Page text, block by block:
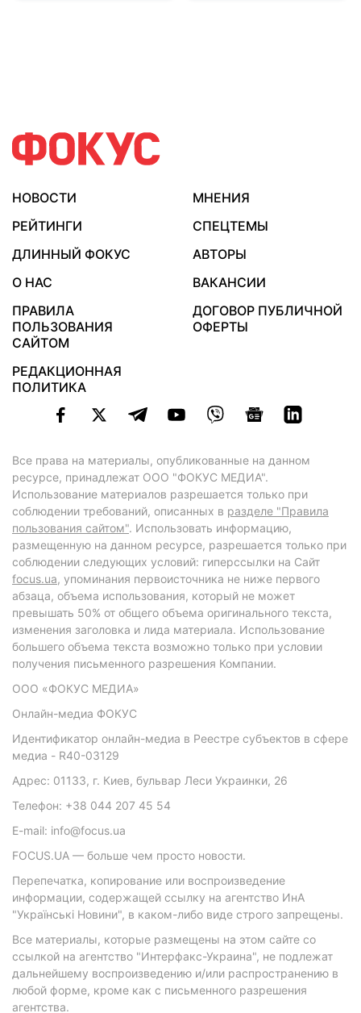
НОВОСТИ
МНЕНИЯ
РЕЙТИНГИ
СПЕЦТЕМЫ
ДЛИННЫЙ ФОКУС
АВТОРЫ
О НАС
ВАКАНСИИ
ПРАВИЛА
ПОЛЬЗОВАНИЯ
САЙТОМ
ДОГОВОР ПУБЛИЧНОЙ
ОФЕРТЫ
РЕДАКЦИОННАЯ
ПОЛИТИКА
Все права на материалы, опубликованные на данном
ресурсе, принадлежат ООО "ФОКУС МЕДИА".
Использование материалов разрешается только при
соблюдении требований, описанных в разделе "Правила
пользования сайтом". Использовать информацию,
размещенную на данном ресурсе, разрешается только при
соблюдении следующих условий: гиперссылки на Сайт
focus.ua, упоминания первоисточника не ниже первого
абзаца, объема использования, который не может
превышать 50% от общего объема оригинального текста,
изменения заголовка и лида материала. Использование
большего объема текста возможно только при условии
получения письменного разрешения Компании.
ООО «ФОКУС МЕДИА»
Онлайн-медиа ФОКУС
Идентификатор онлайн-медиа в Реестре субъектов в сфере
медиа - R40-03129
Адрес: 01133, г. Киев, бульвар Леси Украинки, 26
Телефон: +38 044 207 45 54
E-mail: info@focus.ua
FOCUS.UA — больше чем просто новости.
Перепечатка, копирование или воспроизведение
информации, содержащей ссылку на агентство ИнА
"Українські Новини", в каком-либо виде строго запрещены.
Все материалы, которые размещены на этом сайте со
ссылкой на агентство "Интерфакс-Украина", не подлежат
дальнейшему воспроизведению и/или распространению в
любой форме, кроме как с письменного разрешения
агентства.